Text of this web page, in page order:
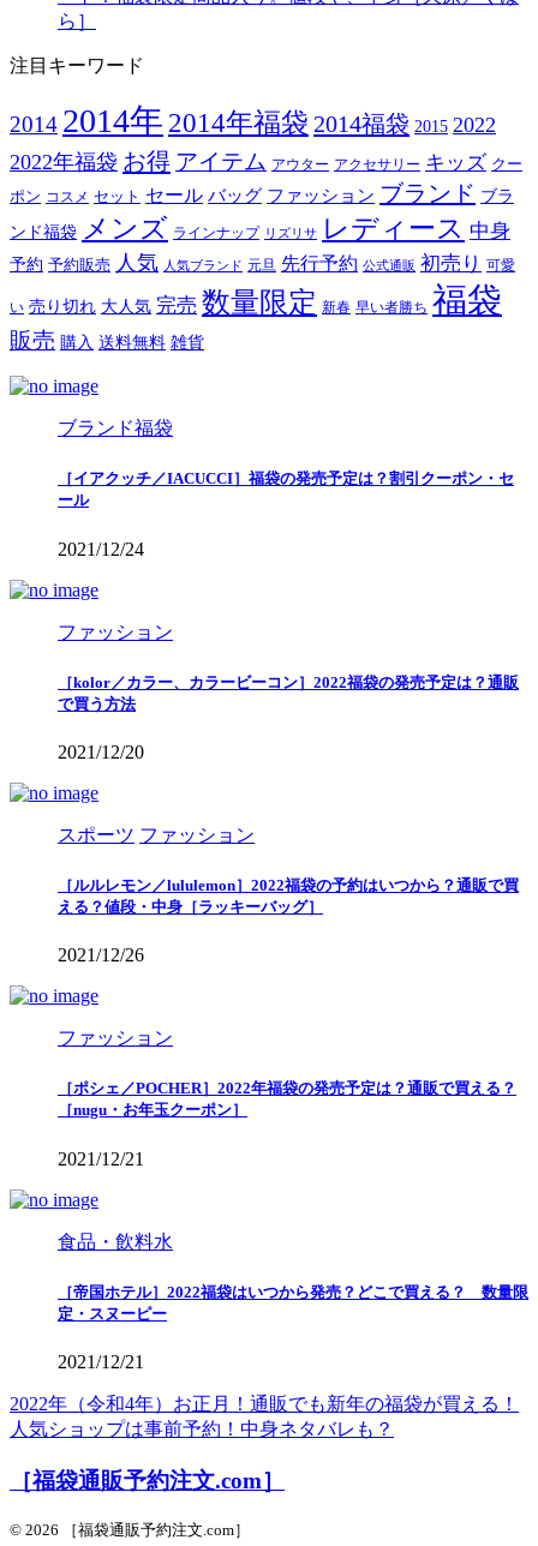
ら］
注目キーワード
2014 2014年 2014年福袋 2014福袋 2015 2022
2022年福袋 お得 アイテム アウター アクセサリー キッズ クー
ポン コスメ セット セール バッグ ファッション ブランド ブラ
ンド福袋 メンズ ラインナップ リズリサ レディース 中身
予約 予約販売 人気 人気ブランド 元旦 先行予約 公式通販 初売り 可愛
い 売り切れ 大人気 完売 数量限定 新春 早い者勝ち 福袋
販売 購入 送料無料 雑貨
ブランド福袋
［イアクッチ／IACUCCI］福袋の発売予定は？割引クーポン・セ
ール
2021/12/24
ファッション
［kolor／カラー、カラービーコン］2022福袋の発売予定は？通販
で買う方法
2021/12/20
スポーツ ファッション
［ルルレモン／lululemon］2022福袋の予約はいつから？通販で買
える？値段・中身［ラッキーバッグ］
2021/12/26
ファッション
［ポシェ／POCHER］2022年福袋の発売予定は？通販で買える？
［nugu・お年玉クーポン］
2021/12/21
食品・飲料水
［帝国ホテル］2022福袋はいつから発売？どこで買える？ 数量限
定・スヌーピー
2021/12/21
2022年（令和4年）お正月！通販でも新年の福袋が買える！
人気ショップは事前予約！中身ネタバレも？
［福袋通販予約注文.com］
© 2026 ［福袋通販予約注文.com］